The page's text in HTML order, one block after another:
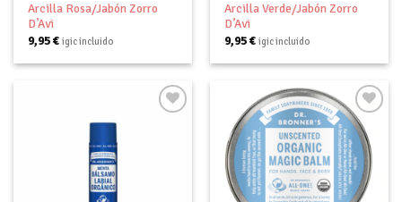
Arcilla Rosa/Jabón Zorro
D’Avi
9,95€ igic incluido
Arcilla Verde/Jabón Zorro
D’Avi
9,95€ igic incluido
Añadir
a tu
lista de
deseos